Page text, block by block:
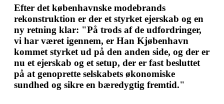
Efter det københavnske modebrands
rekonstruktion er der et styrket ejerskab og en
ny retning klar: "På trods af de udfordringer,
vi har været igennem, er Han Kjøbenhavn
kommet styrket ud på den anden side, og der er
nu et ejerskab og et setup, der er fast besluttet
på at genoprette selskabets økonomiske
sundhed og sikre en bæredygtig fremtid."